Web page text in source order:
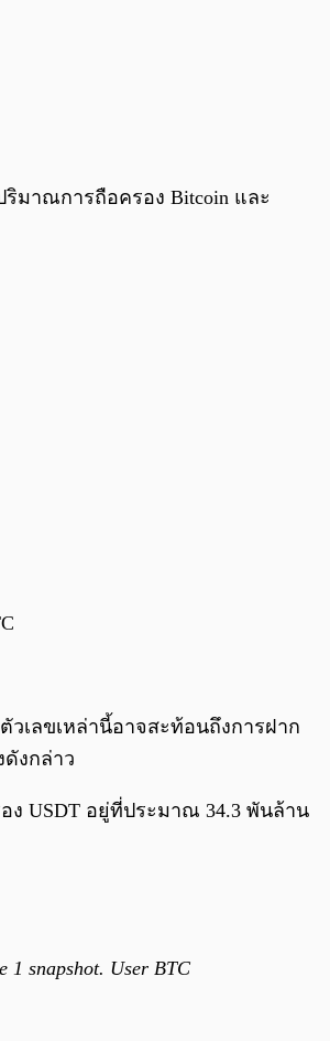
มาณการถือครอง Bitcoin และ
วเลขเหล่านี้อาจสะท้อนถึงการฝาก
งกล่าว
ง USDT อยู่ที่ประมาณ 34.3 พันล้าน
1 snapshot. User BTC